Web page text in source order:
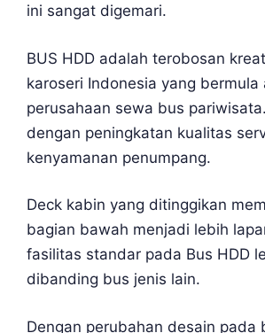
ini sangat digemari.
BUS HDD adalah terobosan
karoseri Indonesia yang
perusahaan sewa bus
dengan peningkatan kualitas
kenyamanan penumpang.
Deck kabin yang ditinggikan
bagian bawah menjadi lebih
fasilitas standar pada Bus HDD
dibanding bus jenis lain.
Dengan perubahan desain pada